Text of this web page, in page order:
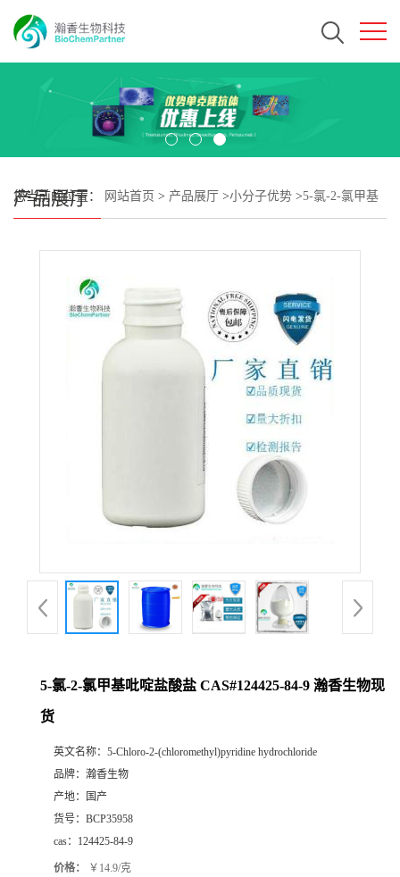
产品展厅
您当前的位置： 网站首页 > 产品展厅 >小分子优势 >5-氯-2-氯甲基
5-氯-2-氯甲基吡啶盐酸盐 CAS#124425-84-9 瀚香生物现
货
英文名称： 5-Chloro-2-(chloromethyl)pyridine hydrochloride
品牌： 瀚香生物
产地：
国产
货号： BCP35958
cas： 124425-84-9
价格： ￥14.9/克